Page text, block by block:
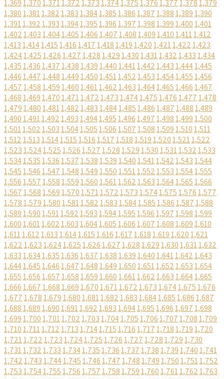
1,3691,3701,3711,3721,3731,3741,3751,3761,3771,3781,379
1,3801,3811,3821,3831,3841,3851,3861,3871,3881,3891,390
1,3911,3921,3931,3941,3951,3961,3971,3981,3991,4001,401
1,4021,4031,4041,4051,4061,4071,4081,4091,4101,4111,412
1,4131,4141,4151,4161,4171,4181,4191,4201,4211,4221,423
1,4241,4251,4261,4271,4281,4291,4301,4311,4321,4331,434
1,4351,4361,4371,4381,4391,4401,4411,4421,4431,4441,445
1,4461,4471,4481,4491,4501,4511,4521,4531,4541,4551,456
1,4571,4581,4591,4601,4611,4621,4631,4641,4651,4661,467
1,4681,4691,4701,4711,4721,4731,4741,4751,4761,4771,478
1,4791,4801,4811,4821,4831,4841,4851,4861,4871,4881,489
1,4901,4911,4921,4931,4941,4951,4961,4971,4981,4991,500
1,5011,5021,5031,5041,5051,5061,5071,5081,5091,5101,511
1,5121,5131,5141,5151,5161,5171,5181,5191,5201,5211,522
1,5231,5241,5251,5261,5271,5281,5291,5301,5311,5321,533
1,5341,5351,5361,5371,5381,5391,5401,5411,5421,5431,544
1,5451,5461,5471,5481,5491,5501,5511,5521,5531,5541,555
1,5561,5571,5581,5591,5601,5611,5621,5631,5641,5651,566
1,5671,5681,5691,5701,5711,5721,5731,5741,5751,5761,577
1,5781,5791,5801,5811,5821,5831,5841,5851,5861,5871,588
1,5891,5901,5911,5921,5931,5941,5951,5961,5971,5981,599
1,6001,6011,6021,6031,6041,6051,6061,6071,6081,6091,610
1,6111,6121,6131,6141,6151,6161,6171,6181,6191,6201,621
1,6221,6231,6241,6251,6261,6271,6281,6291,6301,6311,632
1,6331,6341,6351,6361,6371,6381,6391,6401,6411,6421,643
1,6441,6451,6461,6471,6481,6491,6501,6511,6521,6531,654
1,6551,6561,6571,6581,6591,6601,6611,6621,6631,6641,665
1,6661,6671,6681,6691,6701,6711,6721,6731,6741,6751,676
1,6771,6781,6791,6801,6811,6821,6831,6841,6851,6861,687
1,6881,6891,6901,6911,6921,6931,6941,6951,6961,6971,698
1,6991,7001,7011,7021,7031,7041,7051,7061,7071,7081,709
1,7101,7111,7121,7131,7141,7151,7161,7171,7181,7191,720
1,7211,7221,7231,7241,7251,7261,7271,7281,7291,730
1,7311,7321,7331,7341,7351,7361,7371,7381,7391,7401,741
1,7421,7431,7441,7451,7461,7471,7481,7491,7501,7511,752
1,7531,7541,7551,7561,7571,7581,7591,7601,7611,7621,763